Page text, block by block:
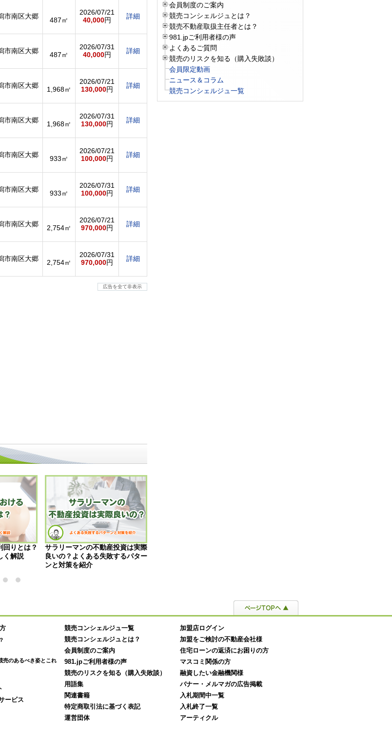
市南区大郷 487㎡
2026/07/21
40,000円 詳細
市南区大郷 487㎡
2026/07/31
40,000円 詳細
市南区大郷 1,968㎡
2026/07/21
130,000円 詳細
市南区大郷 1,968㎡
2026/07/31
130,000円 詳細
市南区大郷 933㎡
2026/07/21
100,000円 詳細
市南区大郷 933㎡
2026/07/31
100,000円 詳細
市南区大郷 2,754㎡
2026/07/21
970,000円 詳細
市南区大郷 2,754㎡
2026/07/31
970,000円 詳細
広告を全て非表示
回りとは？
く解説
サラリーマンの不動産投資は実際
良いの？よくある失敗するパター
ンと対策を紹介
会員制度のご案内
競売コンシェルジュとは？
競売不動産取扱主任者とは？
981.jpご利用者様の声
よくあるご質問
競売のリスクを知る（購入失敗談）
会員限定動画
ニュース＆コラム
競売コンシェルジュ一覧
売のあるべき姿とこれ
ービス
競売コンシェルジュ一覧
競売コンシェルジュとは？
会員制度のご案内
981.jpご利用者様の声
競売のリスクを知る（購入失敗談）
用語集
関連書籍
特定商取引法に基づく表記
運営団体
加盟店ログイン
加盟をご検討の不動産会社様
住宅ローンの返済にお困りの方
マスコミ関係の方
融資したい金融機関様
バナー・メルマガの広告掲載
入札期間中一覧
入札終了一覧
アーティクル